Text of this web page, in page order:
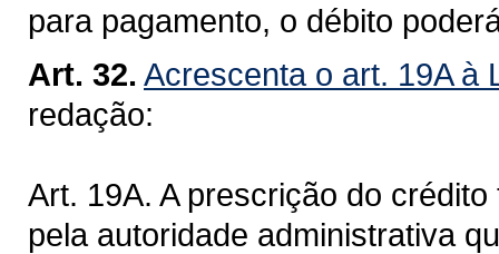
para pagamento, o débito
Art. 32. Acrescenta o art. 19A à
redação:
Art. 19A. A prescrição do
pela autoridade administrativa